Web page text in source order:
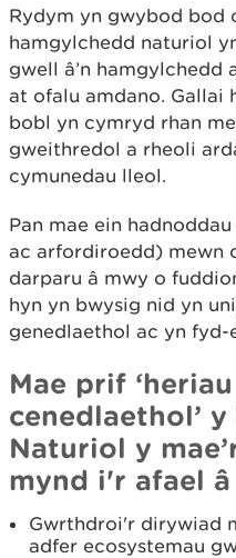
Rydym yn gwybod bod
hamgylchedd naturiol
gwell â’n
at ofalu amdano. Gallai
bobl yn cymryd rhan
gweithredol a rheoli
cymunedau lleol.
Pan mae ein
ac arfordiroedd) mewn
darparu â mwy o
hyn yn bwysig nid yn
genedlaethol ac yn fyd-
Mae prif
cenedlaethol’
Naturiol y
mynd i'r afael
Gwrthdroi'r dirywiad
adfer ecosystemau